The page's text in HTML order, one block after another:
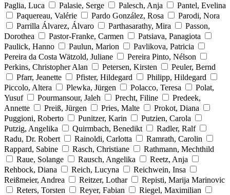
Paglia, Luca
Palasie, Serge Palesch, Anja
Pantel, Evelina
Paquereau, Valérie
Pardo González, Rosa
Parodi, Nora
Parrilla Álvarez, Álvaro
Parthasarathy, Mira
Passon,
Dorothea
Pastor-Franke, Carmen
Patsiava, Panagiota
Paulick, Hanno
Paulun, Marion
Pavlikova, Patricia
Pereira da Costa Wätzold, Juliane
Pereira Pinto, Nélson
Perkins, Christopher Alan
Petersen, Kirsten
Peuler, Bernd
Pfarr, Jeanette
Pfister, Hildegard
Philipp, Hildegard
Piccolo, Altera
Plewka, Jürgen Polacco, Teresa
Polat,
Yusuf
Pourmansour, Jaleh Precht, Filine
Predeek,
Annette
Preiß, Jürgen Pries, Malte
Prokot, Diana
Puggioni, Roberto
Punitzer, Karin
Putzien, Carola
Putzig, Angelika
Quirmbach, Benedikt
Radler, Ralf
Radu, Dr. Robert
Rainoldi, Carlotta
Ramrath, Carolin
Rappard, Sabine
Rasch, Christiane
Rathmann, Mechthild
Raue, Solange
Rausch, Angelika
Reetz, Anja
Rehbock, Diana
Reich, Lucyna
Reichwein, Insa
Reißmeier, Andrea
Reitzer, Lothar
Repisti, Marija Marinovic
Reters, Torsten
Reyer, Fabian
Riegel, Maximilian